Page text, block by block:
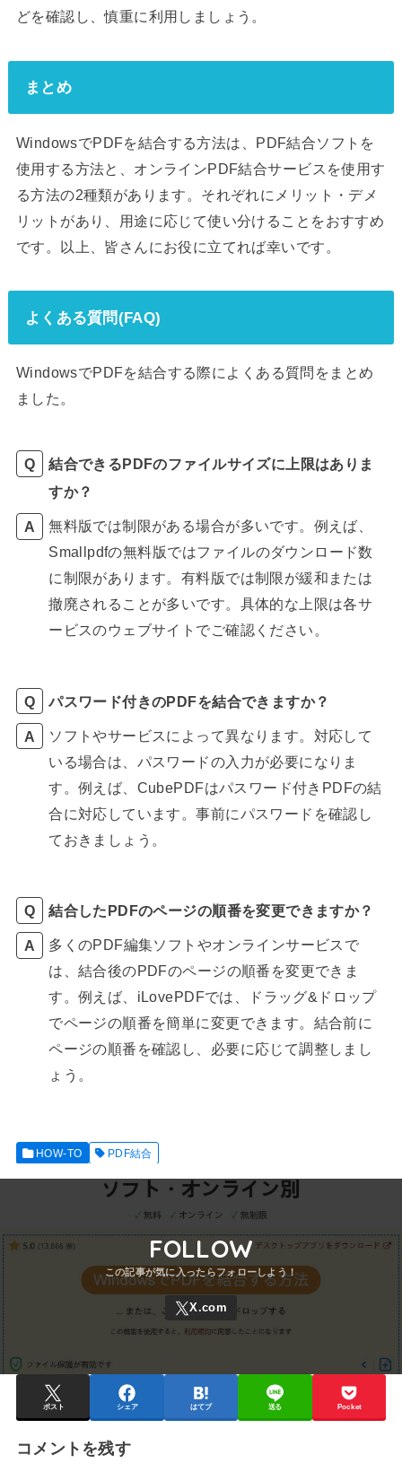
どを確認し、慎重に利用しましょう。
まとめ
WindowsでPDFを結合する方法は、PDF結合ソフトを
使用する方法と、オンラインPDF結合サービスを使用す
る方法の2種類があります。それぞれにメリット・デメ
リットがあり、用途に応じて使い分けることをおすすめ
です。以上、皆さんにお役に立てれば幸いです。
よくある質問(FAQ)
WindowsでPDFを結合する際によくある質問をまとめ
ました。
結合できるPDFのファイルサイズに上限はありま
すか？
無料版では制限がある場合が多いです。例えば、
Smallpdfの無料版ではファイルのダウンロード数
に制限があります。有料版では制限が緩和または
撤廃されることが多いです。具体的な上限は各サ
ービスのウェブサイトでご確認ください。
パスワード付きのPDFを結合できますか？
ソフトやサービスによって異なります。対応して
いる場合は、パスワードの入力が必要になりま
す。例えば、CubePDFはパスワード付きPDFの結
合に対応しています。事前にパスワードを確認し
ておきましょう。
結合したPDFのページの順番を変更できますか？
多くのPDF編集ソフトやオンラインサービスで
は、結合後のPDFのページの順番を変更できま
す。例えば、iLovePDFでは、ドラッグ&ドロップ
でページの順番を簡単に変更できます。結合前に
ページの順番を確認し、必要に応じて調整しまし
ょう。
HOW-TO PDF結合
FOLLOW
ポスト シェア はてブ 送る Pocket
コメントを残す